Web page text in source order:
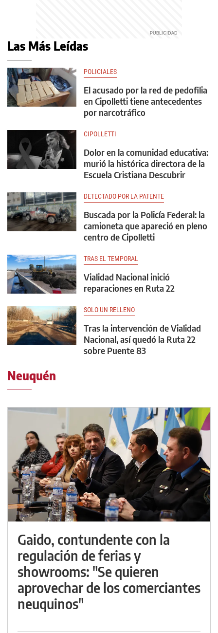
Las Más Leídas
POLICIALES
El acusado por la red de pedofilia
en Cipolletti tiene antecedentes
por narcotráfico
CIPOLLETTI
Dolor en la comunidad educativa:
murió la histórica directora de la
Escuela Cristiana Descubrir
DETECTADO POR LA PATENTE
Buscada por la Policía Federal: la
camioneta que apareció en pleno
centro de Cipolletti
TRAS EL TEMPORAL
Vialidad Nacional inició
reparaciones en Ruta 22
SOLO UN RELLENO
Tras la intervención de Vialidad
Nacional, así quedó la Ruta 22
sobre Puente 83
Neuquén
Gaido, contundente con la
regulación de ferias y
showrooms: "Se quieren
aprovechar de los comerciantes
neuquinos"